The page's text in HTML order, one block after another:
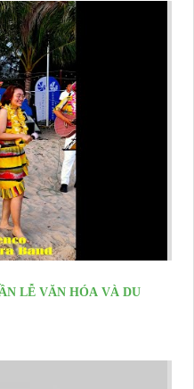
LỄ VĂN HÓA VÀ DU